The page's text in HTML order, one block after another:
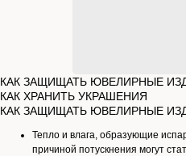
КАК ЗАЩИЩАТЬ ЮВЕЛИРНЫЕ
КАК ХРАНИТЬ УКРАШЕНИЯ
КАК ЗАЩИЩАТЬ ЮВЕЛИРНЫЕ
Тепло и влага, образующие
причиной потускнения могут